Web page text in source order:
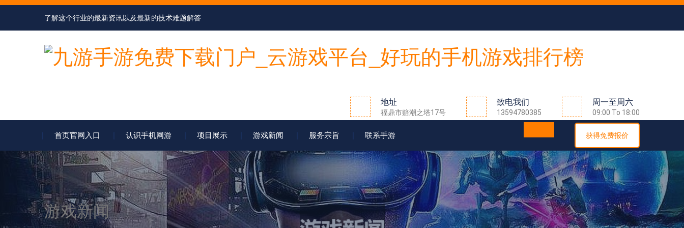
了解这个行业的最新资讯以及最新的技术难题解答
地址
福鼎市赔潮之塔17号
致电我们
13594780385
周一至周六
09:00 To 18:00
首页官网入口 认识手机网游 项目展示 游戏新闻 服务宗旨 联系手游 获得免费报价
游戏新闻